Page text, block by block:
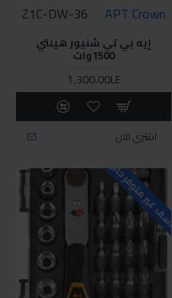
APT Crown
Z1C-DW-36
إيه بي تي شنيور هيلتي
1500وات
1,300.00LE
اشتري الان
للاسف غير متوفر حاليا